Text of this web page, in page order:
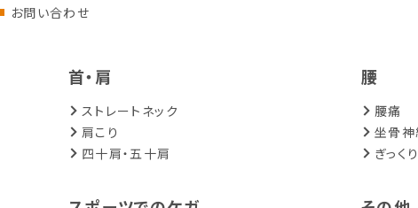
お問い合わせ
首・肩
ストレートネック
肩こり
四十肩・五十肩
腰
腰痛
坐骨神
ぎっく